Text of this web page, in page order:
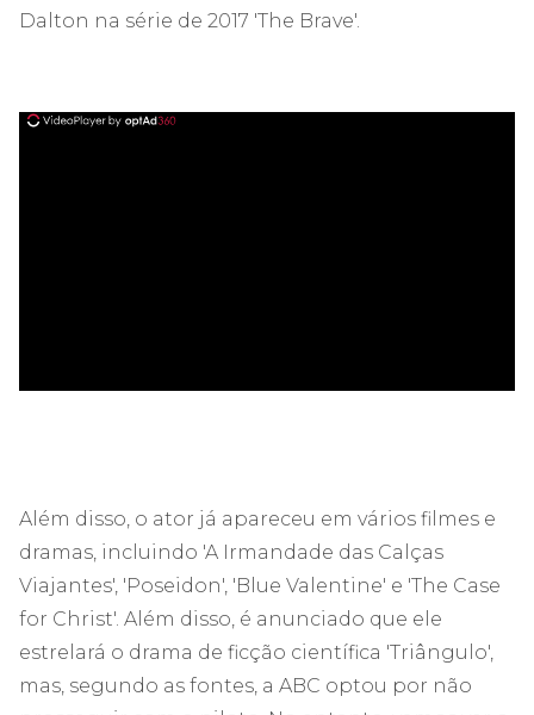
Dalton na série de 2017 'The Brave'.
Além disso, o ator já apareceu em vários filmes e
dramas, incluindo 'A Irmandade das Calças
Viajantes', 'Poseidon', 'Blue Valentine' e 'The Case
for Christ'. Além disso, é anunciado que ele
estrelará o drama de ficção científica 'Triângulo',
mas, segundo as fontes, a ABC optou por não